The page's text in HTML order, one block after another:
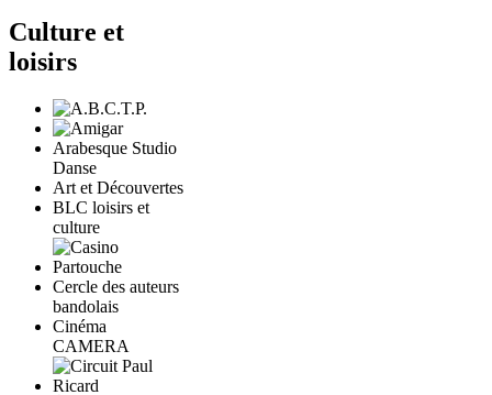
Culture et
loisirs
Arabesque Studio
Danse
Art et Découvertes
BLC loisirs et
culture
Cercle des auteurs
bandolais
Cinéma
CAMERA